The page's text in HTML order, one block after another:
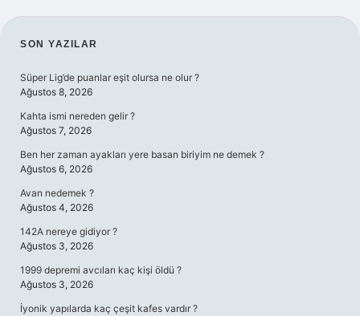
SIDEBAR
SON YAZILAR
Süper Lig’de puanlar eşit olursa ne olur ?
Ağustos 8, 2026
Kahta ismi nereden gelir ?
Ağustos 7, 2026
Ben her zaman ayakları yere basan biriyim ne demek ?
Ağustos 6, 2026
Avan nedemek ?
Ağustos 4, 2026
142A nereye gidiyor ?
Ağustos 3, 2026
1999 depremi avcıları kaç kişi öldü ?
Ağustos 3, 2026
İyonik yapılarda kaç çeşit kafes vardır ?